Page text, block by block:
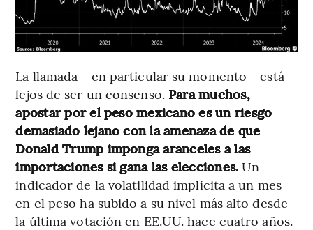
La llamada - en particular su momento - está
lejos de ser un consenso. Para muchos,
apostar por el peso mexicano es un riesgo
demasiado lejano con la amenaza de que
Donald Trump imponga aranceles a las
importaciones si gana las elecciones. Un
indicador de la volatilidad implícita a un mes
en el peso ha subido a su nivel más alto desde
la última votación en EE.UU. hace cuatro años.